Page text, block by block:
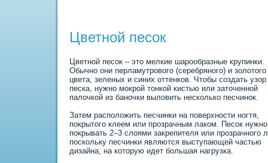
Цветной песок
Цветной песок – это мелкие шарообразные крупинки.
Обычно они перламутрового (серебряного) и золотого
цвета, зеленых и синих оттенков. Чтобы создать узор
песка, нужно мокрой тонкой кистью или заточенной
палочкой из баночки выловить несколько песчинок.
Затем расположить песчинки на поверхности ногтя,
покрытого клеем или прозрачным лаком. Песок нужно
покрывать 2–3 слоями закрепителя или прозрачного
поскольку песчинки являются выступающей частью
дизайна, на которую идет большая нагрузка.